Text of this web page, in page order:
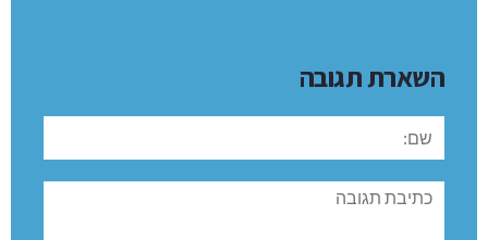
השארת תגובה
שם:
תגובה